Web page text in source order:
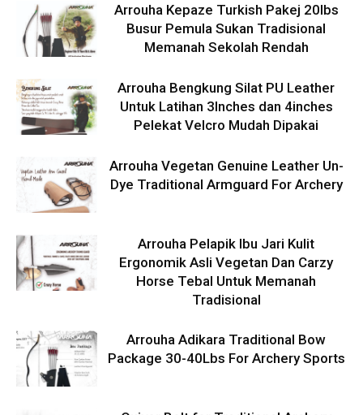
Arrouha Kepaze Turkish Pakej 20lbs
Busur Pemula Sukan Tradisional
Memanah Sekolah Rendah
Arrouha Bengkung Silat PU Leather
Untuk Latihan 3Inches dan 4inches
Pelekat Velcro Mudah Dipakai
Arrouha Vegetan Genuine Leather Un-
Dye Traditional Armguard For Archery
Arrouha Pelapik Ibu Jari Kulit
Ergonomik Asli Vegetan Dan Carzy
Horse Tebal Untuk Memanah
Tradisional
Arrouha Adikara Traditional Bow
Package 30-40Lbs For Archery Sports